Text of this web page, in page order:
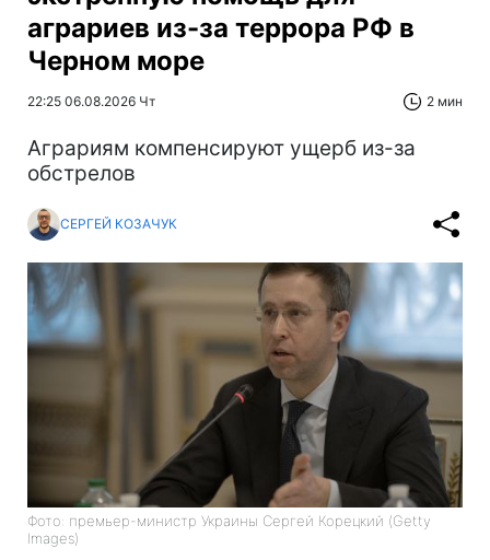
аграриев из-за террора РФ в
Черном море
22:25 06.08.2026 Чт 2 мин
Аграриям компенсируют ущерб из-за
обстрелов
СЕРГЕЙ КОЗАЧУК
Фото: премьер-министр Украины Сергей Корецкий (Getty
Images)